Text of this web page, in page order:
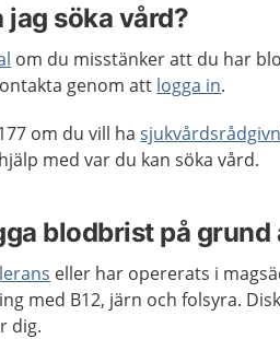
jag söka vård?
om du misstänker att du har
genom att logga in.
om du vill ha
med var du kan söka vård.
blodbrist på grund
eller har opererats i
med B12, järn och folsyra.
dig.